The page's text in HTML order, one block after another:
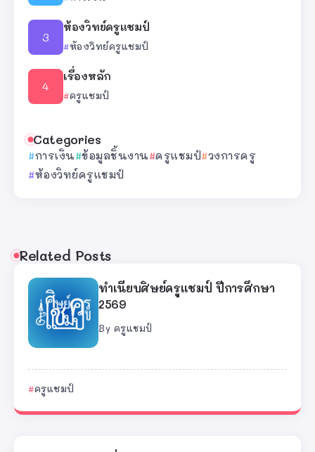
ห้องวิทย์ครูแชมป์
ห้องวิทย์ครูแชมป์
เรื่องหลัก
ครูแชมป์
Categories
การเงิน ข้อมูลชิ้นงาน ครูแชมป์ วงการครู
ห้องวิทย์ครูแชมป์
Related Posts
ทำเนียบศิษย์ครูแชมป์ ปีการศึกษา
2569
By ครูแชมป์
ครูแชมป์